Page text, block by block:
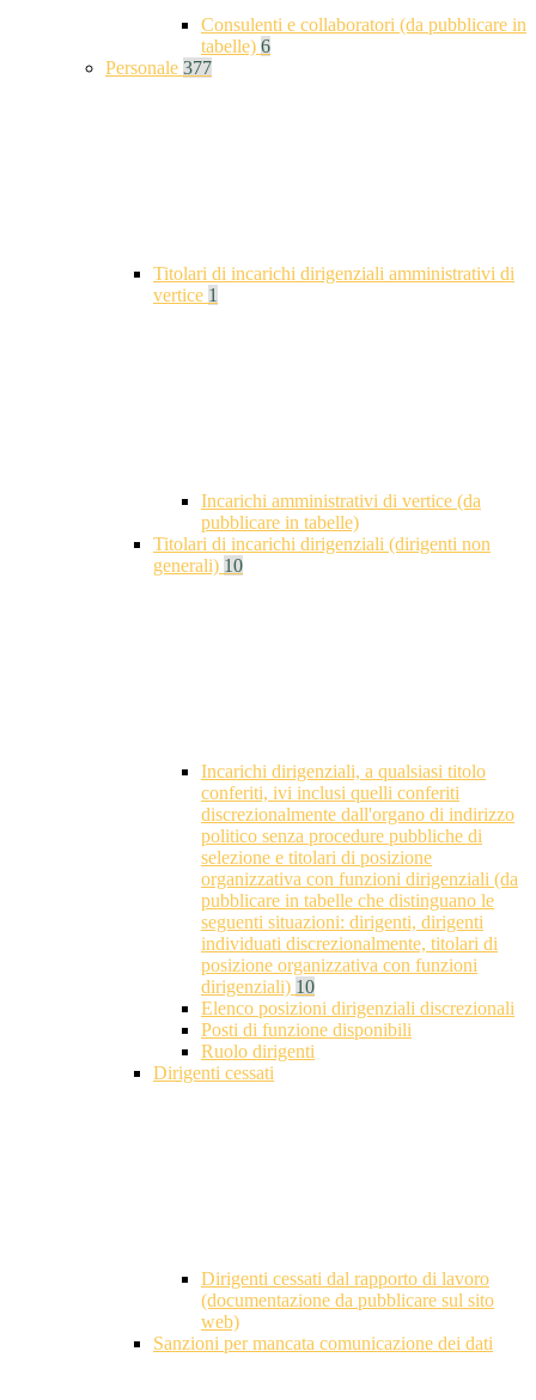
Consulenti e collaboratori (da pubblicare in
tabelle) 6
Personale 377
Titolari di incarichi dirigenziali amministrativi di
vertice 1
Incarichi amministrativi di vertice (da
pubblicare in tabelle)
Titolari di incarichi dirigenziali (dirigenti non
generali) 10
Incarichi dirigenziali, a qualsiasi titolo
conferiti, ivi inclusi quelli conferiti
discrezionalmente dall'organo di indirizzo
politico senza procedure pubbliche di
selezione e titolari di posizione
organizzativa con funzioni dirigenziali (da
pubblicare in tabelle che distinguano le
seguenti situazioni: dirigenti, dirigenti
individuati discrezionalmente, titolari di
posizione organizzativa con funzioni
dirigenziali) 10
Elenco posizioni dirigenziali discrezionali
Posti di funzione disponibili
Ruolo dirigenti
Dirigenti cessati
Dirigenti cessati dal rapporto di lavoro
(documentazione da pubblicare sul sito
web)
Sanzioni per mancata comunicazione dei dati